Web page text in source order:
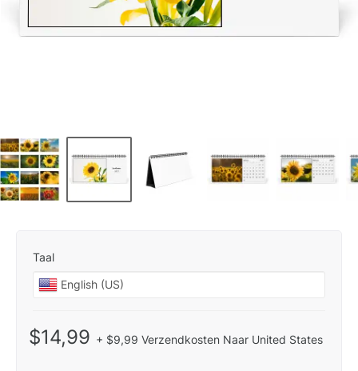
Taal
$14,99 + $9,99 Verzendkosten Naar United States